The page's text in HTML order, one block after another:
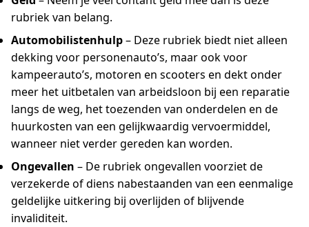
rubriek van belang.
Automobilistenhulp– Deze rubriek biedt niet alleen
dekking voor personenauto’s, maar ook voor
kampeerauto’s, motoren en scooters en dekt onder
meer het uitbetalen van arbeidsloon bij een reparatie
langs de weg, het toezenden van onderdelen en de
huurkosten van een gelijkwaardig vervoermiddel,
wanneer niet verder gereden kan worden.
Ongevallen – De rubriek ongevallen voorziet de
verzekerde of diens nabestaanden van een eenmalige
geldelijke uitkering bij overlijden of blijvende
invaliditeit.